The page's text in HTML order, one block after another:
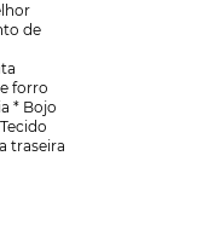
de
forro
* Bojo
traseira